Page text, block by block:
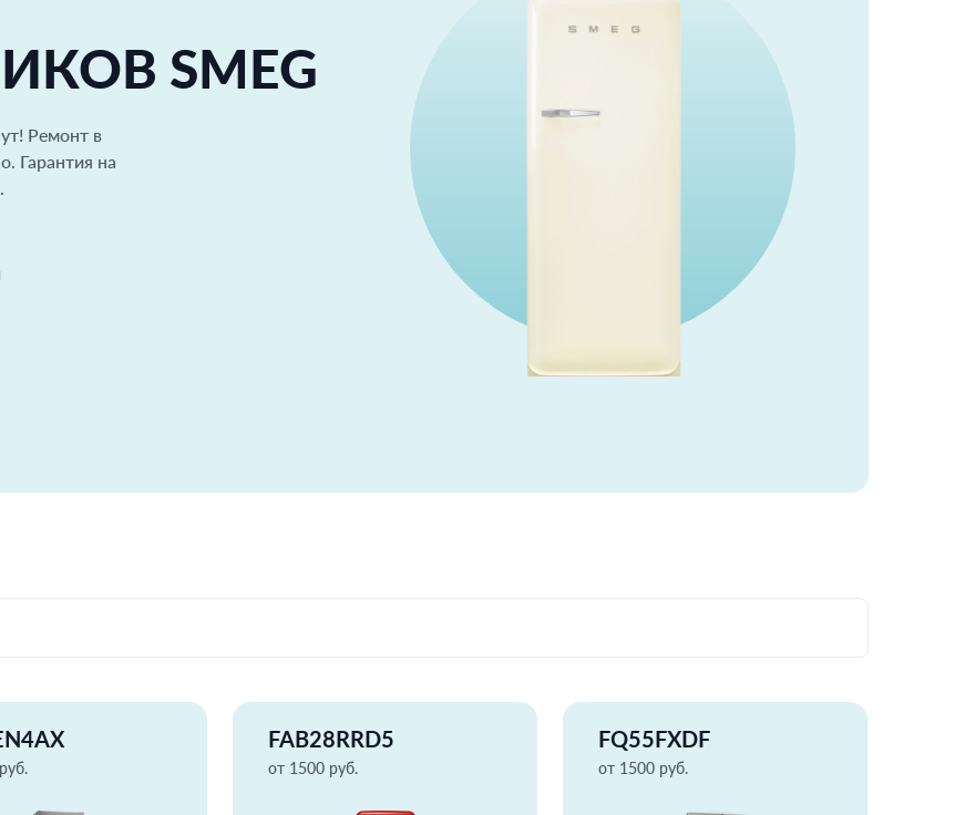
SMEG
Pемонт в
Гарантия на
FAB28RRD5
от 1500 руб.
FQ55FXDF
от 1500 руб.